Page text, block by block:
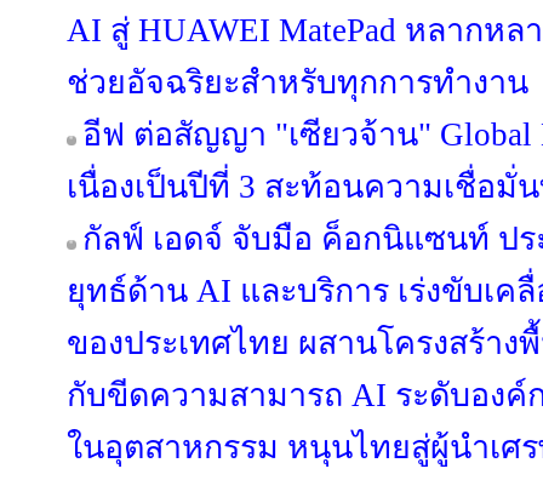
AI สู่ HUAWEI MatePad หลากห
ช่วยอัจฉริยะสำหรับทุกการทำงาน
อีฟ ต่อสัญญา "เซียวจ้าน" Global
เนื่องเป็นปีที่ 3 สะท้อนความเชื่อมั่
กัลฟ์ เอดจ์ จับมือ ค็อกนิแซนท์ ป
ยุทธ์ด้าน AI และบริการ เร่งขับเค
ของประเทศไทย ผสานโครงสร้า
กับขีดความสามารถ AI ระดับองค์
ในอุตสาหกรรม หนุนไทยสู่ผู้นำเศ